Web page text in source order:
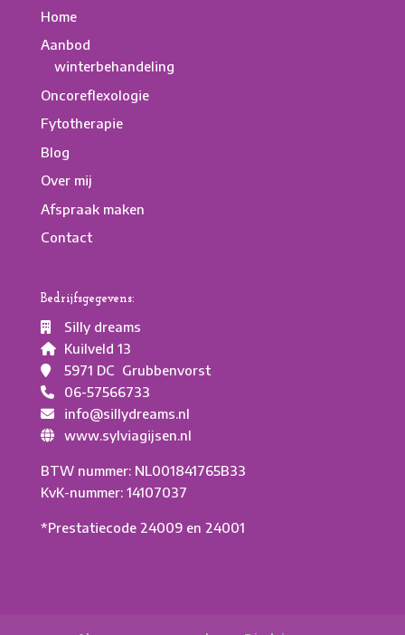
Home
Aanbod
winterbehandeling
Oncoreflexologie
Fytotherapie
Blog
Over mij
Afspraak maken
Contact
Bedrijfsgegevens:
Silly dreams
Kuilveld 13
5971 DC Grubbenvorst
06-57566733
info@sillydreams.nl
www.sylviagijsen.nl
BTW nummer: NL001841765B33
KvK-nummer: 14107037
*Prestatiecode 24009 en 24001